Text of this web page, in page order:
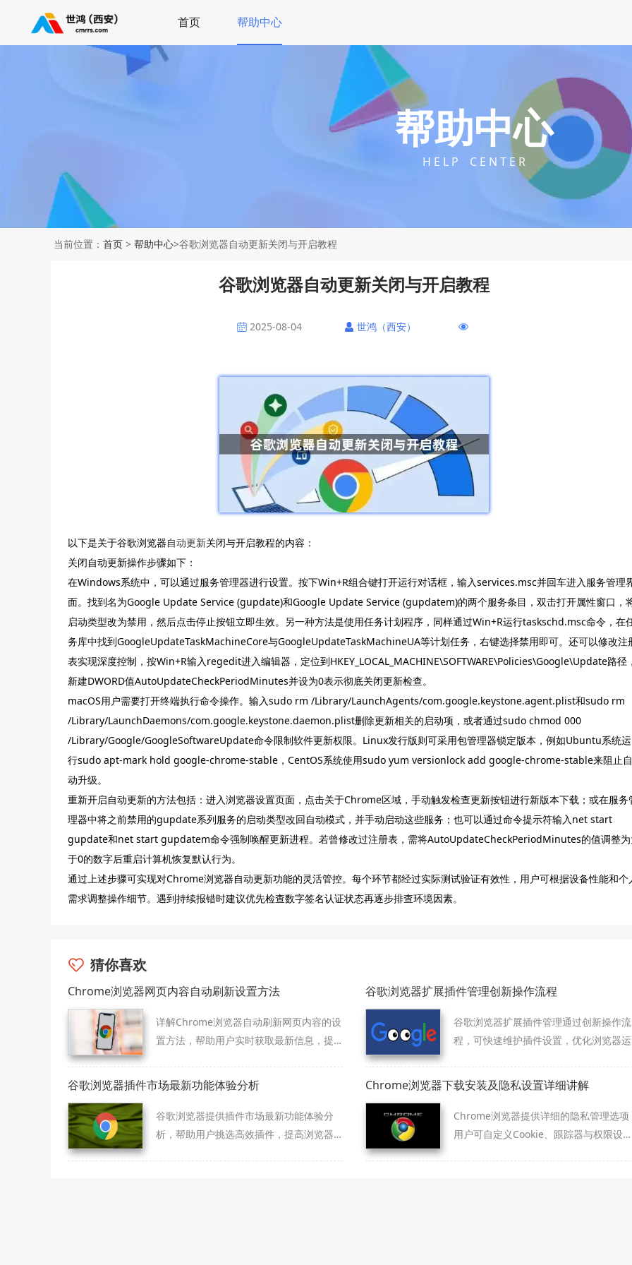
首页 帮助中心
帮助中心
H E L P C E N T E R
当前位置： 首页 > 帮助中心>谷歌浏览器自动更新关闭与开启教程
谷歌浏览器自动更新关闭与开启教程
2025-08-04 世鸿（西安）
以下是关于谷歌浏览器自动更新关闭与开启教程的内容：
关闭自动更新操作步骤如下：
在Windows系统中，可以通过服务管理器进行设置。按下Win+R组合键打开运行对话框，输入services.msc并回车进入服务管理
面。找到名为Google Update Service (gupdate)和Google Update Service (gupdatem)的两个服务条目，双击打开属性窗口，
启动类型改为禁用，然后点击停止按钮立即生效。另一种方法是使用任务计划程序，同样通过Win+R运行taskschd.msc命令，在
务库中找到GoogleUpdateTaskMachineCore与GoogleUpdateTaskMachineUA等计划任务，右键选择禁用即可。还可以修改注
表实现深度控制，按Win+R输入regedit进入编辑器，定位到HKEY_LOCAL_MACHINE\SOFTWARE\Policies\Google\Update路径
新建DWORD值AutoUpdateCheckPeriodMinutes并设为0表示彻底关闭更新检查。
macOS用户需要打开终端执行命令操作。输入sudo rm /Library/LaunchAgents/com.google.keystone.agent.plist和sudo rm
/Library/LaunchDaemons/com.google.keystone.daemon.plist删除更新相关的启动项，或者通过sudo chmod 000
/Library/Google/GoogleSoftwareUpdate命令限制软件更新权限。Linux发行版则可采用包管理器锁定版本，例如Ubuntu系统运
行sudo apt-mark hold google-chrome-stable，CentOS系统使用sudo yum versionlock add google-chrome-stable来阻止自
动升级。
重新开启自动更新的方法包括：进入浏览器设置页面，点击关于Chrome区域，手动触发检查更新按钮进行新版本下载；或在服务
理器中将之前禁用的gupdate系列服务的启动类型改回自动模式，并手动启动这些服务；也可以通过命令提示符输入net start
gupdate和net start gupdatem命令强制唤醒更新进程。若曾修改过注册表，需将AutoUpdateCheckPeriodMinutes的值调整
于0的数字后重启计算机恢复默认行为。
通过上述步骤可实现对Chrome浏览器自动更新功能的灵活管控。每个环节都经过实际测试验证有效性，用户可根据设备性能和个
需求调整操作细节。遇到持续报错时建议优先检查数字签名认证状态再逐步排查环境因素。
猜你喜欢
Chrome浏览器网页内容自动刷新设置方法
详解Chrome浏览器自动刷新网页内容的设
置方法，帮助用户实时获取最新信息，提
谷歌浏览器扩展插件管理创新操作流程
谷歌浏览器扩展插件管理通过创新操作流
程，可快速维护插件设置，优化浏览器运
谷歌浏览器插件市场最新功能体验分析
谷歌浏览器提供插件市场最新功能体验分
析，帮助用户挑选高效插件，提高浏览器
Chrome浏览器下载安装及隐私设置详细讲解
Chrome浏览器提供详细的隐私管理选项
用户可自定义Cookie、跟踪器与权限设